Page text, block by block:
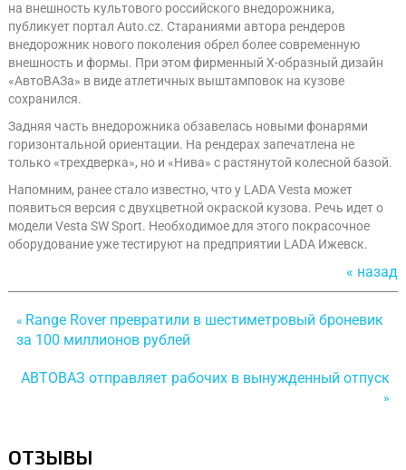
на внешность культового российского внедорожника,
публикует портал Auto.cz. Стараниями автора рендеров
внедорожник нового поколения обрел более современную
внешность и формы. При этом фирменный X-образный дизайн
«АвтоВАЗа» в виде атлетичных выштамповок на кузове
сохранился.
Задняя часть внедорожника обзавелась новыми фонарями
горизонтальной ориентации. На рендерах запечатлена не
только «трехдверка», но и «Нива» с растянутой колесной базой.
Напомним, ранее стало известно, что у LADA Vesta может
появиться версия с двухцветной окраской кузова. Речь идет о
модели Vesta SW Sport. Необходимое для этого покрасочное
оборудование уже тестируют на предприятии LADA Ижевск.
« назад
« Range Rover превратили в шестиметровый броневик
за 100 миллионов рублей
АВТОВАЗ отправляет рабочих в вынужденный отпуск
»
ОТЗЫВЫ